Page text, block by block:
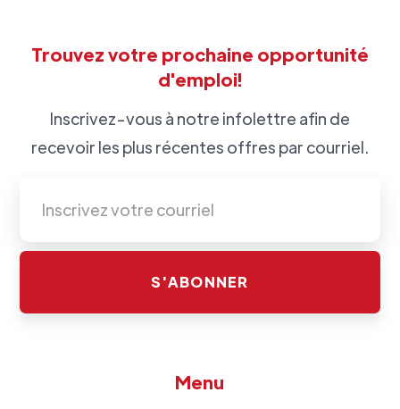
Trouvez votre prochaine opportunité
d'emploi!
Inscrivez-vous à notre infolettre afin de
recevoir les plus récentes offres par courriel.
Menu